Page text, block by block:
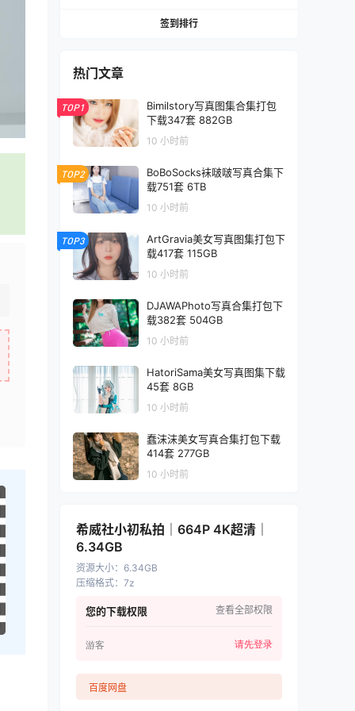
签到排行
热门文章
TOP1
Bimilstory写真图集合集打包
下载347套 882GB
10 小时前
TOP2
BoBoSocks袜啵啵写真合集下
载751套 6TB
10 小时前
TOP3
ArtGravia美女写真图集打包下
载417套 115GB
10 小时前
DJAWAPhoto写真合集打包下
载382套 504GB
10 小时前
HatoriSama美女写真图集下载
45套 8GB
10 小时前
蠢沫沫美女写真合集打包下载
414套 277GB
10 小时前
希威社小初私拍｜664P 4K超清｜
6.34GB
资源大小： 6.34GB
压缩格式： 7z
您的下载权限 查看全部权限
游客 请先登录
百度网盘